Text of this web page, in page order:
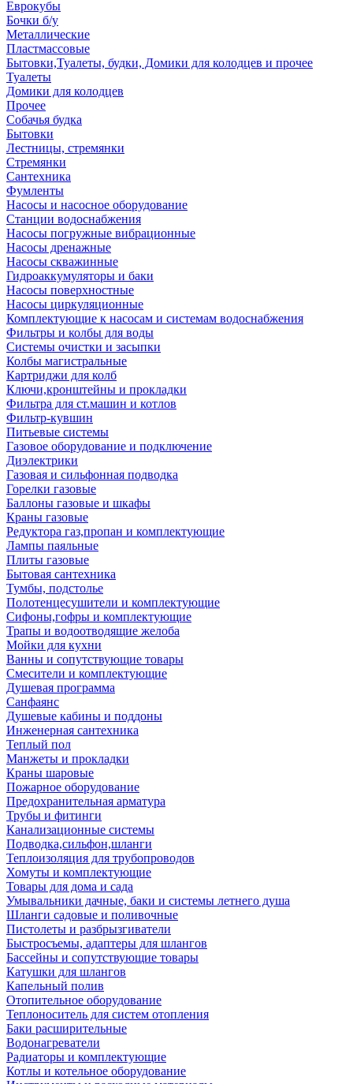
Еврокубы
Бочки б/у
Металлические
Пластмассовые
Бытовки,Туалеты, будки, Домики для колодцев и прочее
Туалеты
Домики для колодцев
Прочее
Собачья будка
Бытовки
Лестницы, стремянки
Стремянки
Сантехника
Фумленты
Насосы и насосное оборудование
Станции водоснабжения
Насосы погружные вибрационные
Насосы дренажные
Насосы скважинные
Гидроаккумуляторы и баки
Насосы поверхностные
Насосы циркуляционные
Комплектующие к насосам и системам водоснабжения
Фильтры и колбы для воды
Системы очистки и засыпки
Колбы магистральные
Картриджи для колб
Ключи,кронштейны и прокладки
Фильтра для ст.машин и котлов
Фильтр-кувшин
Питьевые системы
Газовое оборудование и подключение
Диэлектрики
Газовая и сильфонная подводка
Горелки газовые
Баллоны газовые и шкафы
Краны газовые
Редуктора газ,пропан и комплектующие
Лампы паяльные
Плиты газовые
Бытовая сантехника
Тумбы, подстолье
Полотенцесушители и комплектующие
Сифоны,гофры и комплектующие
Трапы и водоотводящие желоба
Мойки для кухни
Ванны и сопутствующие товары
Смесители и комплектующие
Душевая программа
Санфаянс
Душевые кабины и поддоны
Инженерная сантехника
Теплый пол
Манжеты и прокладки
Краны шаровые
Пожарное оборудование
Предохранительная арматура
Трубы и фитинги
Канализационные системы
Подводка,сильфон,шланги
Теплоизоляция для трубопроводов
Хомуты и комплектующие
Товары для дома и сада
Умывальники дачные, баки и системы летнего душа
Шланги садовые и поливочные
Пистолеты и разбрызгиватели
Быстросъемы, адаптеры для шлангов
Бассейны и сопутствующие товары
Катушки для шлангов
Капельный полив
Отопительное оборудование
Теплоноситель для систем отопления
Баки расширительные
Водонагреватели
Радиаторы и комплектующие
Котлы и котельное оборудование